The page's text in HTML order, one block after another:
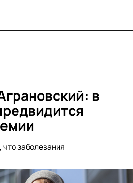
в
заболевания